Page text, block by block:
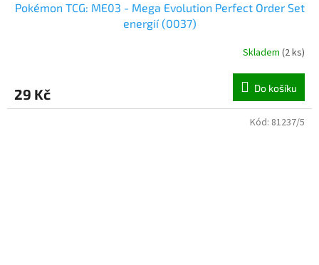
Pokémon TCG: ME03 - Mega Evolution Perfect Order Set
energií (0037)
Skladem (2 ks)
29 Kč Do košíku
Kód: 81237/5